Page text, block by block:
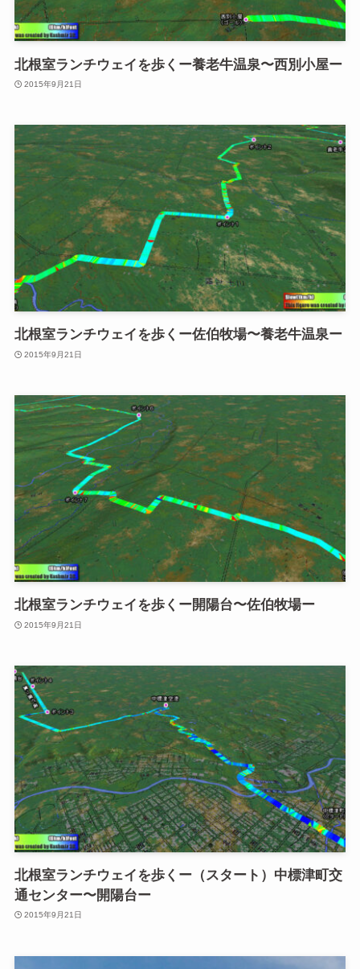
北根室ランチウェイを歩くー養老牛温泉〜西別小屋ー
2015年9月21日
北根室ランチウェイを歩くー佐伯牧場〜養老牛温泉ー
2015年9月21日
北根室ランチウェイを歩くー開陽台〜佐伯牧場ー
2015年9月21日
北根室ランチウェイを歩くー（スタート）中標津町交
通センター〜開陽台ー
2015年9月21日